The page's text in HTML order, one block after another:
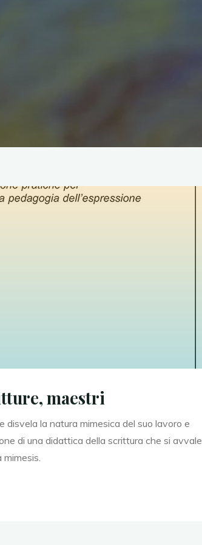
maestri
disvela la natura mimesica del suo lavoro e
di una didattica della scrittura che si avvale
mimesis.